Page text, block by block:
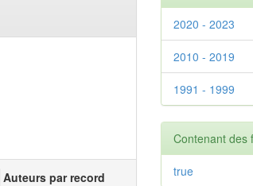
Auteurs par record
2020 - 2023
2010 - 2019
1991 - 1999
Contenant des
true